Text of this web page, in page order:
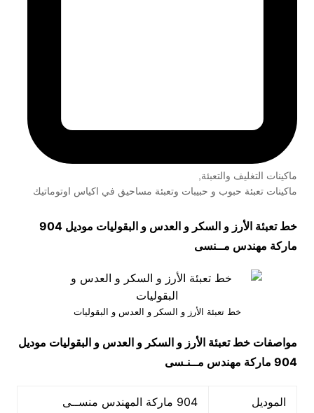
ماكينات التغليف والتعبئة,
ماكينات تعبئة حبوب و حبيبات وتعبئة مساحيق في اكياس اوتوماتيك
خط تعبئة الأرز و السكر و العدس و البقوليات موديل 904
ماركة مهندس مــنسى
خط تعبئة الأرز و السكر و العدس و البقوليات
مواصفات خط تعبئة الأرز و السكر و العدس و البقوليات موديل
904 ماركة مهندس مــنـسى
الموديل 904 ماركة المهندس منســى